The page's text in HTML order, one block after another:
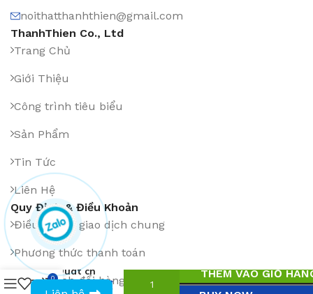
noithatthanhthien@gmail.com
ThanhThien Co., Ltd
Trang Chủ
Giới Thiệu
Công trình tiêu biểu
Sản Phẩm
Tin Tức
Liên Hệ
Quy Định & Điều Khoản
Điều khoản giao dịch chung
Phương thức thanh toán
Chính sách đổi hàng, hoàn tiền
Quat cn
₫
THÊM VÀO GIỎ
0
0943594386